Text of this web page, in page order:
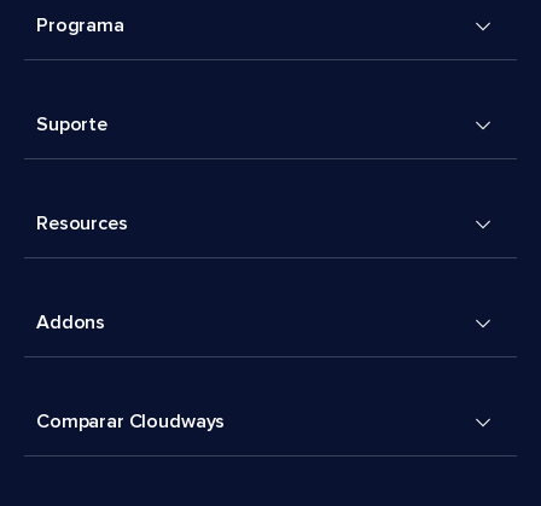
Programa
Suporte
Resources
Addons
Comparar Cloudways